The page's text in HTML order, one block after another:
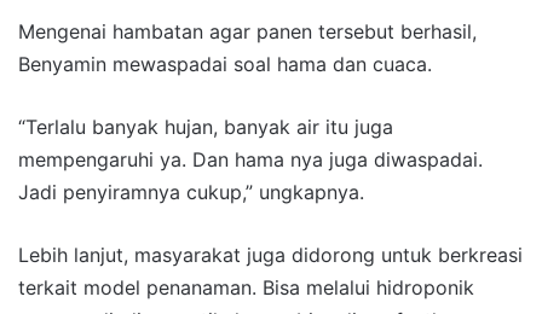
Mengenai hambatan agar panen tersebut berhasil,
Benyamin mewaspadai soal hama dan cuaca.
“Terlalu banyak hujan, banyak air itu juga
mempengaruhi ya. Dan hama nya juga diwaspadai.
Jadi penyiramnya cukup,” ungkapnya.
Lebih lanjut, masyarakat juga didorong untuk berkreasi
terkait model penanaman. Bisa melalui hidroponik